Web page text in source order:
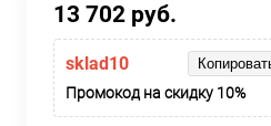
13 702 руб.
sklad10
Промокод на скидку 10%